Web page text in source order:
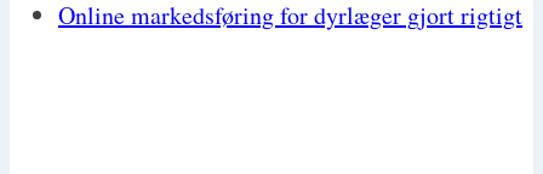
Online markedsføring for dyrlæger gjort rigtigt